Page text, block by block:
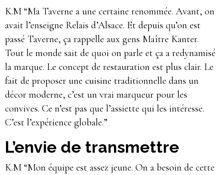
K.M “Ma Taverne a une certaine renommée. Avant, on
avait l’enseigne Relais d’Alsace. Et depuis qu’on est
passé Taverne, ça rappelle aux gens Maître Kanter.
Tout le monde sait de quoi on parle et ça a redynamisé
la marque. Le concept de restauration est plus clair. Le
fait de proposer une cuisine traditionnelle dans un
décor moderne, c’est un vrai marqueur pour les
convives. Ce n’est pas que l’assiette qui les intéresse.
C’est l’expérience globale.”
L’envie de transmettre
K.M “Mon équipe est assez jeune. On a besoin de cette